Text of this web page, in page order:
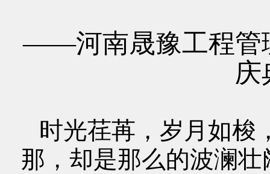
——河南晟豫工程管
庆
时光荏苒，岁月如梭
那，却是那么的波澜